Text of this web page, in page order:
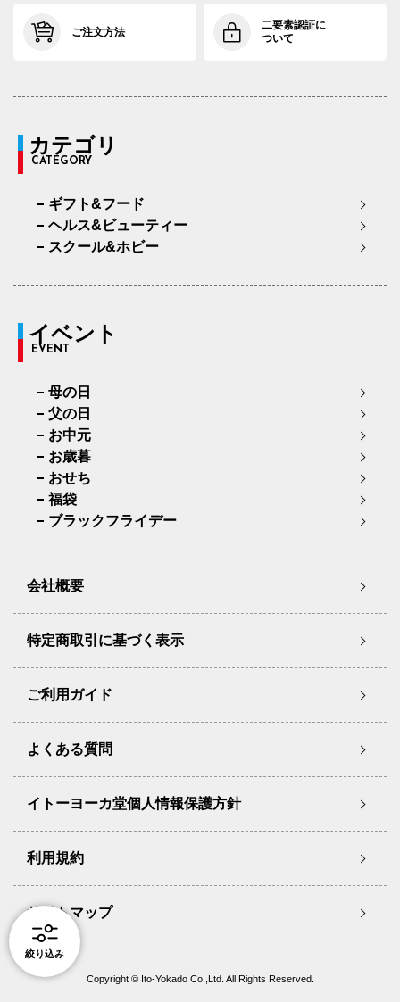
絞り込み
ご注文方法
二要素認証に
ついて
カテゴリ
CATEGORY
ギフト&フード
ヘルス&ビューティー
スクール&ホビー
イベント
EVENT
母の日
父の日
お中元
お歳暮
おせち
福袋
ブラックフライデー
会社概要
特定商取引に基づく表示
ご利用ガイド
よくある質問
イトーヨーカ堂個人情報保護方針
利用規約
サイトマップ
Copyright © Ito-Yokado Co.,Ltd. All Rights Reserved.